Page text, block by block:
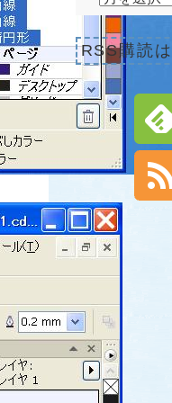
RSS購読